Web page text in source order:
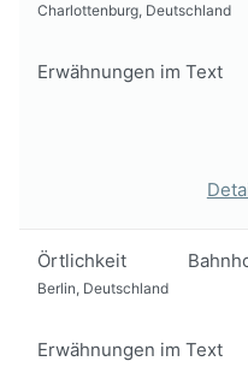
Charlottenburg, Deutschland
Erwähnungen im Text
Örtlichkeit
Berlin, Deutschland
Erwähnungen im Text